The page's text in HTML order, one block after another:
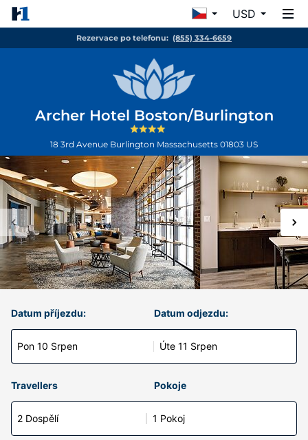
USD
Rezervace po telefonu: (855) 334-6659
Archer Hotel Boston/Burlington
18 3rd Avenue Burlington Massachusetts 01803 US
Datum příjezdu:
Pon 10 Srpen
Datum odjezdu:
Úte 11 Srpen
Travellers Pokoje
2 Dospělí 1 Pokoj